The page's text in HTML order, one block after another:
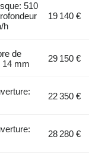
510
h
19 140 €
de
14 mm
29 150 €
22 350 €
28 280 €